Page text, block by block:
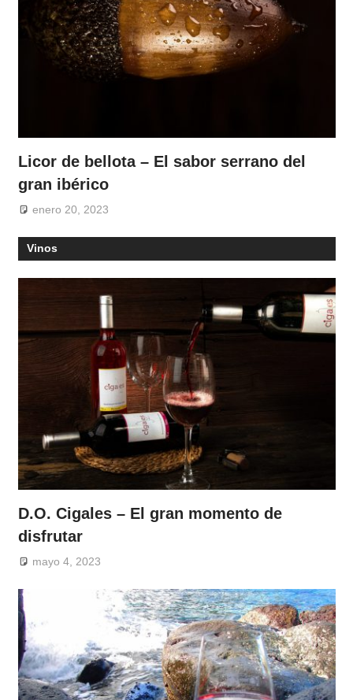
Licor de bellota – El sabor serrano del
gran ibérico
enero 20, 2023
Vinos
D.O. Cigales – El gran momento de
disfrutar
mayo 4, 2023